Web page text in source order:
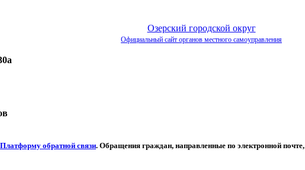
Озерский городской округ
Официальный сайт органов местного самоуправления
Платформу обратной связи. Обращения граждан, направленные по электронной почте,